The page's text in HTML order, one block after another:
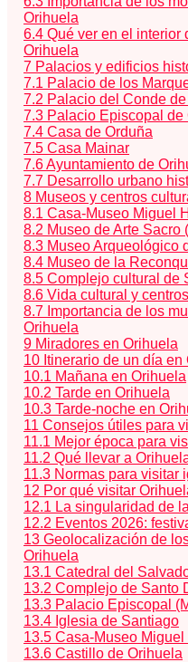
Orihuela
6.4 Qué ver en el interior
Orihuela
7 Palacios y edificios
7.1 Palacio de los
7.2 Palacio del Conde
7.3 Palacio Episcopal de
7.4 Casa de Orduña
7.5 Casa Mainar
7.6Ayuntamiento de
7.7 Desarrollo urbano
8 Museos y centros
8.1 Casa-Museo Miguel
8.2 Museo de Arte Sacro
8.3 Museo Arqueológico
8.4 Museo de la
8.5 Complejo cultural de
8.6 Vida cultural y
8.7 Importancia de los
Orihuela
9 Miradores en Orihuela
10 Itinerario de un día en
10.1 Mañana en Orihuela
10.2 Tarde en Orihuela
10.3 Tarde-noche en
11 Consejos útiles para
11.1 Mejor época para
11.2 Qué llevar a
11.3 Normas para visitar
12 Por qué visitar
12.1 La singularidad de
12.2 Eventos 2026:
13 Geolocalización de
Orihuela
13.1 Catedral del
13.2 Complejo de Santo
13.3 Palacio Episcopal
13.4 Iglesia de Santiago
13.5 Casa-Museo Miguel
13.6 Castillo de Orihuela